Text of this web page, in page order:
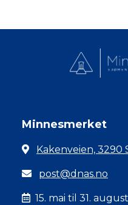
Minnesmerket
Kakenveien, 3290
post@dnas.no
15. mai til 31.